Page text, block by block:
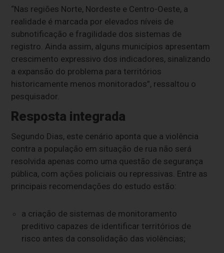
“Nas regiões Norte, Nordeste e Centro-Oeste, a
realidade é marcada por elevados níveis de
subnotificação e fragilidade dos sistemas de
registro. Ainda assim, alguns municípios apresentam
crescimento expressivo dos indicadores, sinalizando
a expansão do problema para territórios
historicamente menos monitorados”, ressaltou o
pesquisador.
Resposta integrada
Segundo Dias, este cenário aponta que a violência
contra a população em situação de rua não será
resolvida apenas como uma questão de segurança
pública, com ações policiais ou repressivas. Entre as
principais recomendações do estudo estão:
a criação de sistemas de monitoramento
preditivo capazes de identificar territórios de
risco antes da consolidação das violências;